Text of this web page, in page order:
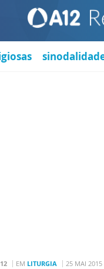
EM LITURGIA 25 MAI